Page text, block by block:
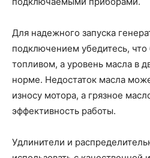
Для надежного запуска
подключением убедитесь,
топливом, а уровень масла в
норме. Недостаток масла
износу мотора, а грязное
эффективность работы.
Удлинители и